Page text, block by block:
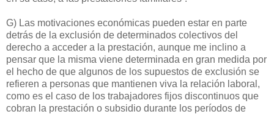
G) Las motivaciones económicas pueden estar en parte
detrás de la exclusión de determinados colectivos del
derecho a acceder a la prestación, aunque me inclino a
pensar que la misma viene determinada en gran medida por
el hecho de que algunos de los supuestos de exclusión se
refieren a personas que mantienen viva la relación laboral,
como es el caso de los trabajadores fijos discontinuos que
cobran la prestación o subsidio durante los períodos de